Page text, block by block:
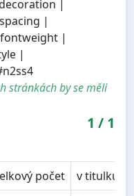
|
|
|
|
stránkách by se měli
1 / 1
počet
v titulku